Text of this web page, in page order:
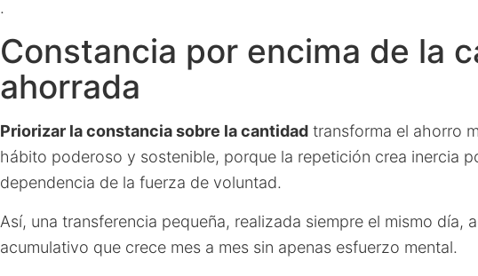
.
Constancia por encima de la
ahorrada
Priorizar la constancia sobre la cantidad transforma el ahorro
hábito poderoso y sostenible, porque la repetición crea inercia
dependencia de la fuerza de voluntad.
Así, una transferencia pequeña, realizada siempre el mismo día,
acumulativo que crece mes a mes sin apenas esfuerzo mental.